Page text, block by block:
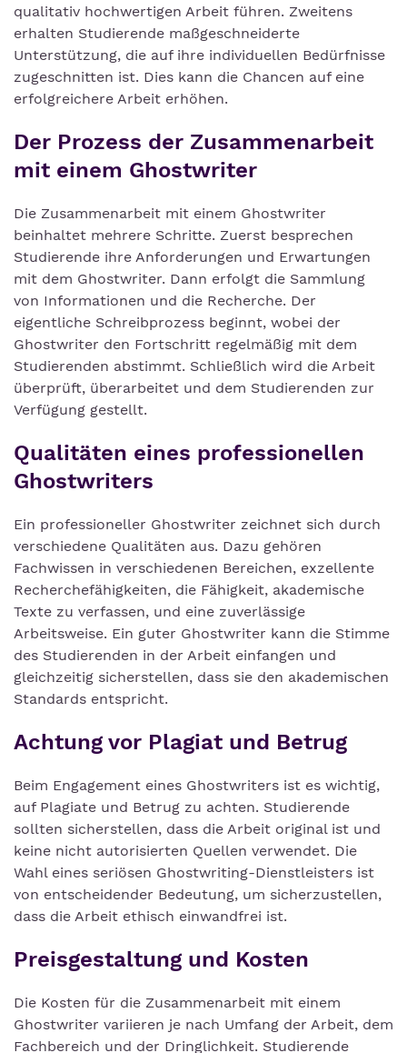
qualitativ hochwertigen Arbeit führen. Zweitens
erhalten Studierende maßgeschneiderte
Unterstützung, die auf ihre individuellen Bedürfnisse
zugeschnitten ist. Dies kann die Chancen auf eine
erfolgreichere Arbeit erhöhen.
Der Prozess der Zusammenarbeit
mit einem Ghostwriter
Die Zusammenarbeit mit einem Ghostwriter
beinhaltet mehrere Schritte. Zuerst besprechen
Studierende ihre Anforderungen und Erwartungen
mit dem Ghostwriter. Dann erfolgt die Sammlung
von Informationen und die Recherche. Der
eigentliche Schreibprozess beginnt, wobei der
Ghostwriter den Fortschritt regelmäßig mit dem
Studierenden abstimmt. Schließlich wird die Arbeit
überprüft, überarbeitet und dem Studierenden zur
Verfügung gestellt.
Qualitäten eines professionellen
Ghostwriters
Ein professioneller Ghostwriter zeichnet sich durch
verschiedene Qualitäten aus. Dazu gehören
Fachwissen in verschiedenen Bereichen, exzellente
Recherchefähigkeiten, die Fähigkeit, akademische
Texte zu verfassen, und eine zuverlässige
Arbeitsweise. Ein guter Ghostwriter kann die Stimme
des Studierenden in der Arbeit einfangen und
gleichzeitig sicherstellen, dass sie den akademischen
Standards entspricht.
Achtung vor Plagiat und Betrug
Beim Engagement eines Ghostwriters ist es wichtig,
auf Plagiate und Betrug zu achten. Studierende
sollten sicherstellen, dass die Arbeit original ist und
keine nicht autorisierten Quellen verwendet. Die
Wahl eines seriösen Ghostwriting-Dienstleisters ist
von entscheidender Bedeutung, um sicherzustellen,
dass die Arbeit ethisch einwandfrei ist.
Preisgestaltung und Kosten
Die Kosten für die Zusammenarbeit mit einem
Ghostwriter variieren je nach Umfang der Arbeit, dem
Fachbereich und der Dringlichkeit. Studierende